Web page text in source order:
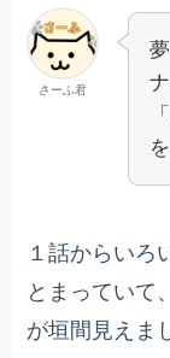
さーふ君
１話からいろ
とまっていて
が垣間見えま